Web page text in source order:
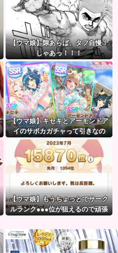
【ウマ娘】隙あらば、タフ自慢！
しゃあっ！！！
【ウマ娘】キセキとアーモンドア
イのサポカガチャって引きなの
だ？
【ウマ娘】もうちょっとでサーク
ルランク●●●位が狙えるので頑張